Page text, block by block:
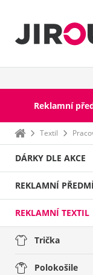
Reklamní
Domů Textil
DÁRKY DLE AKCE
REKLAMNÍ
REKLAMNÍ TEXTIL
Trička
Polokošile